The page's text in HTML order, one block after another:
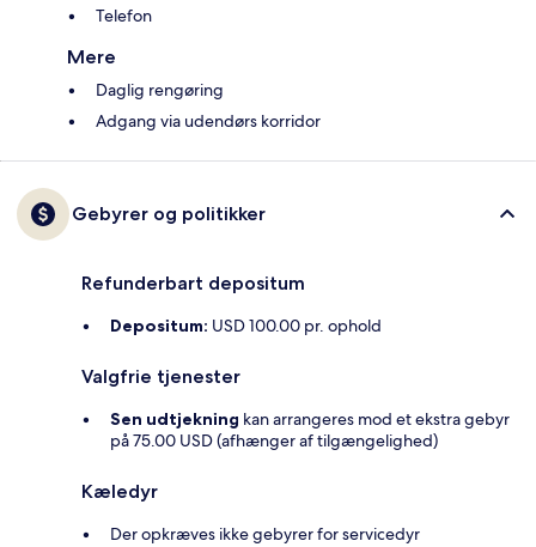
Telefon
Mere
Daglig rengøring
Adgang via udendørs korridor
Gebyrer og politikker
Refunderbart depositum
Depositum: USD 100.00 pr. ophold
Valgfrie tjenester
Sen udtjekning kan arrangeres mod et ekstra gebyr
på 75.00 USD (afhænger af tilgængelighed)
Kæledyr
Der opkræves ikke gebyrer for servicedyr